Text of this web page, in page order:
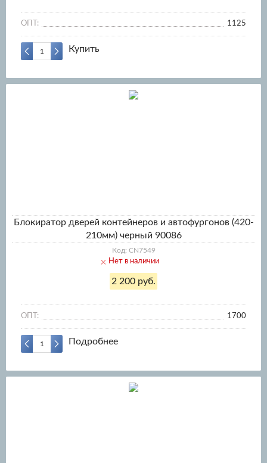
ОПТ: 1125
Купить
Блокиратор дверей контейнеров и автофургонов (420-
210мм) черный 90086
Код: CN7549
Нет в наличии
2 200 руб.
ОПТ: 1700
Подробнее